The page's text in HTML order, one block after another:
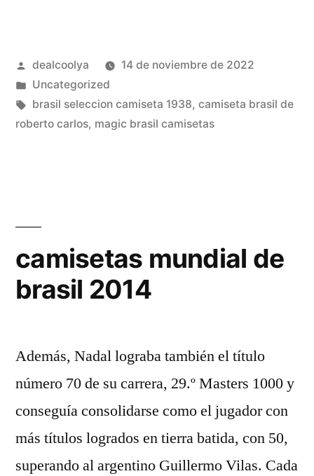
de
brasil»
Publicado
por
dealcoolya
14 de noviembre de 2022
Publicado
en
Uncategorized
Etiquetas:
brasil seleccion camiseta 1938, camiseta brasil de
roberto carlos, magic brasil camisetas
camisetas mundial de
brasil 2014
Además, Nadal lograba también el título
número 70 de su carrera, 29.º Masters 1000 y
conseguía consolidarse como el jugador con
más títulos logrados en tierra batida, con 50,
superando al argentino Guillermo Vilas. Cada